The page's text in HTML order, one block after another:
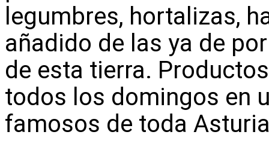
legumbres, hortalizas,
añadido de las ya de
de esta tierra.
todos los domingos en
famosos de toda